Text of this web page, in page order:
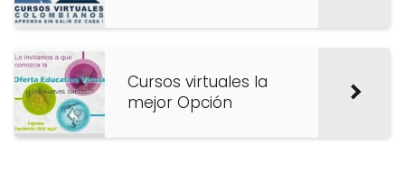
Cursos virtuales la
mejor Opción